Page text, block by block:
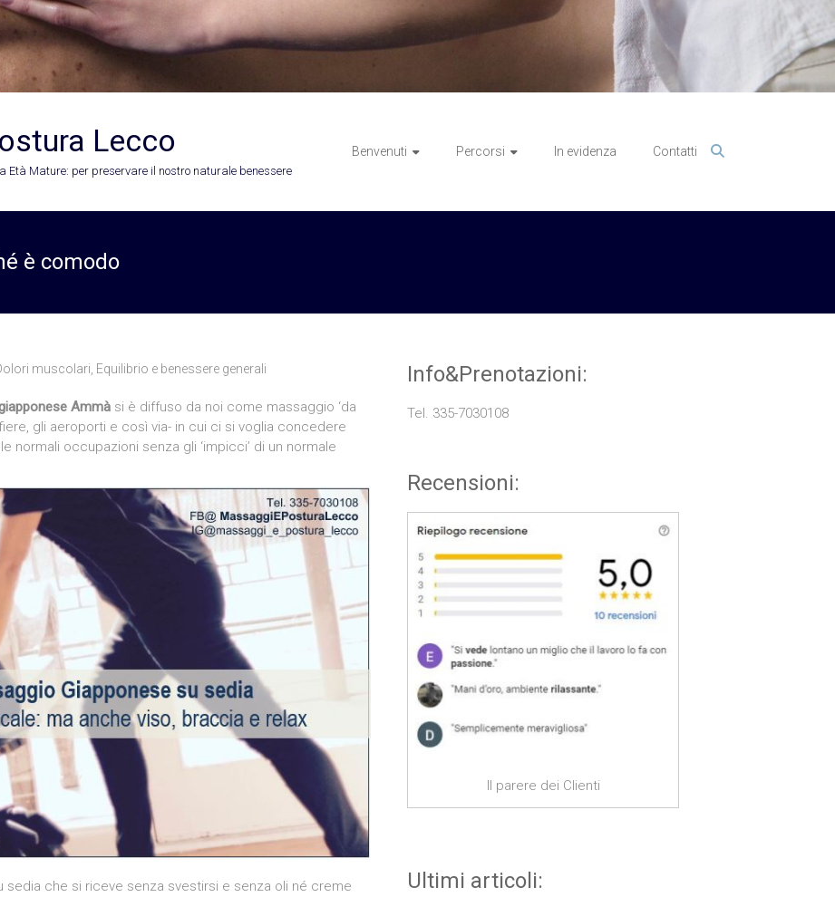
Lecco
Età Mature: per preservare il nostro naturale benessere
Benvenuti Percorsi In evidenza Contatti
è comodo
muscolari Equilibrio e benessere generali
Ammà si è diffuso da noi come massaggio ‘da
gli aeroporti e così via- in cui ci si voglia concedere
normali occupazioni senza gli ‘impicci’ di un normale
sedia che si riceve senza svestirsi e senza oli né creme
Info&Prenotazioni:
Tel. 335-7030108
Recensioni:
Il parere dei Clienti
Ultimi articoli: